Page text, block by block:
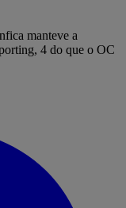
manteve a
4 do que o OC